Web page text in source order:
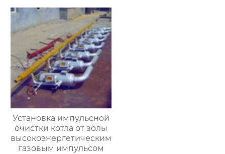
Установка импульсной
очистки котла от золы
высокоэнергетическим
газовым импульсом